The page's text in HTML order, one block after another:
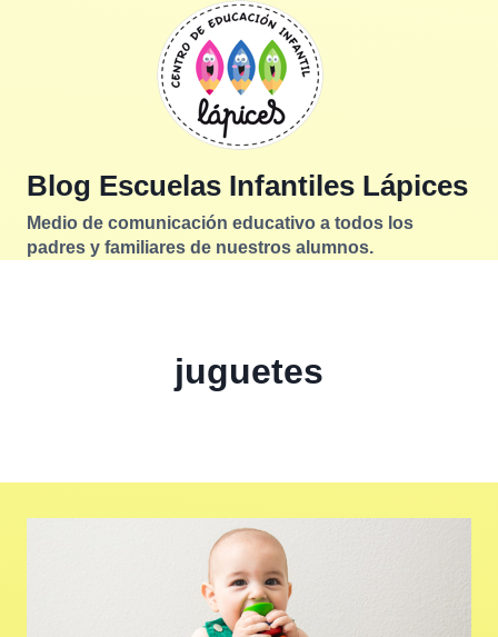
Blog Escuelas Infantiles Lápices
Medio de comunicación educativo a todos los
padres y familiares de nuestros alumnos.
juguetes